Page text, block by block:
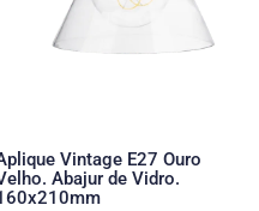
Vintage E27 Ouro
Abajur de Vidro.